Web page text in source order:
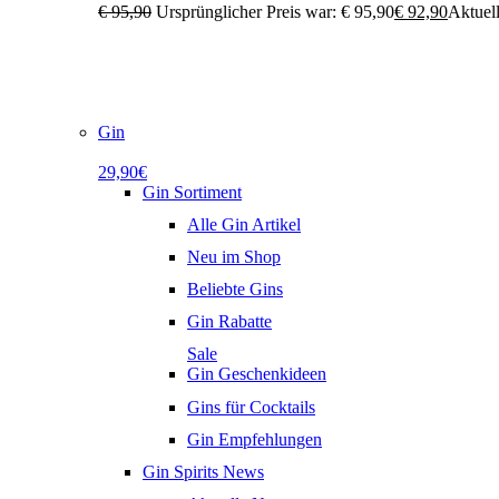
€95,90 Ursprünglicher Preis war: € 95,90€ 92,90
Gin
29,90€
Gin Sortiment
Alle Gin Artikel
Neu im Shop
Beliebte Gins
Gin Rabatte
Sale
Gin Geschenkideen
Gins für Cocktails
Gin Empfehlungen
Gin Spirits News